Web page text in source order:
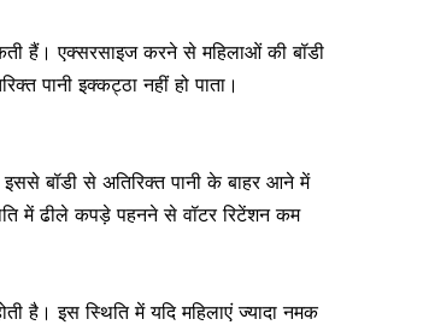
हैं। एक्सरसाइज करने से महिलाओं की बॉडी
पानी इक्कट्ठा नहीं हो पाता।
इससे बॉडी से अतिरिक्त पानी के बाहर आने में
में ढीले कपड़े पहनने से वॉटर रिटेंशन कम
है। इस स्थिति में यदि महिलाएं ज्यादा नमक